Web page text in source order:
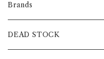
Brands
intch.
DEAD STOCK